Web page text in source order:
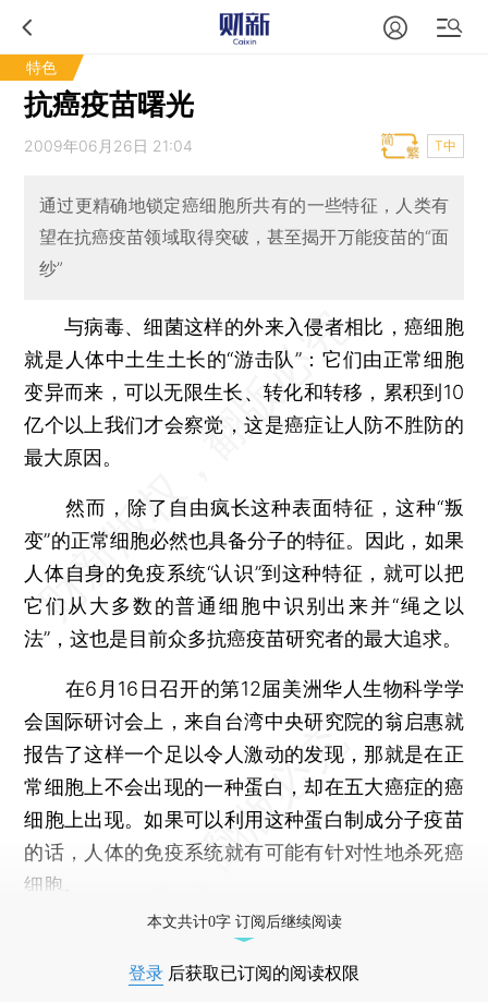
特色
抗癌疫苗曙光
2009年06月26日 21:04 T中
通过更精确地锁定癌细胞所共有的一些特征，人类有
望在抗癌疫苗领域取得突破，甚至揭开万能疫苗的“面
纱”
与病毒、细菌这样的外来入侵者相比，癌细胞
就是人体中土生土长的“游击队”：它们由正常细胞
变异而来，可以无限生长、转化和转移，累积到10
亿个以上我们才会察觉，这是癌症让人防不胜防的
最大原因。
然而，除了自由疯长这种表面特征，这种“叛
变”的正常细胞必然也具备分子的特征。因此，如果
人体自身的免疫系统“认识”到这种特征，就可以把
它们从大多数的普通细胞中识别出来并“绳之以
法”，这也是目前众多抗癌疫苗研究者的最大追求。
在6月16日召开的第12届美洲华人生物科学学
会国际研讨会上，来自台湾中央研究院的翁启惠就
报告了这样一个足以令人激动的发现，那就是在正
常细胞上不会出现的一种蛋白，却在五大癌症的癌
细胞上出现。如果可以利用这种蛋白制成分子疫苗
的话，人体的免疫系统就有可能有针对性地杀死癌
细胞。
本文共计0字 订阅后继续阅读
登录 后获取已订阅的阅读权限